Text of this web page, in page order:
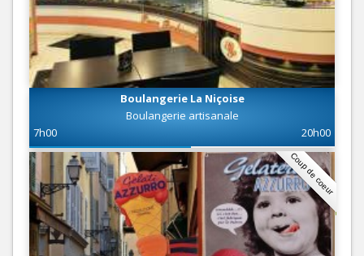
Boulangerie La Niçoise
Boulangerie artisanale
7h00
20h00
Coup de coeur